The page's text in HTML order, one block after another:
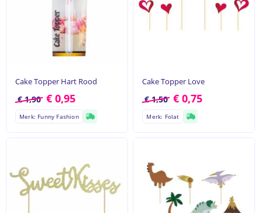
Cake Topper Hart Rood
€1,90 € 0,95
Merk: Funny Fashion
Cake Topper Love
€1,50 €0,75
Merk: Folat